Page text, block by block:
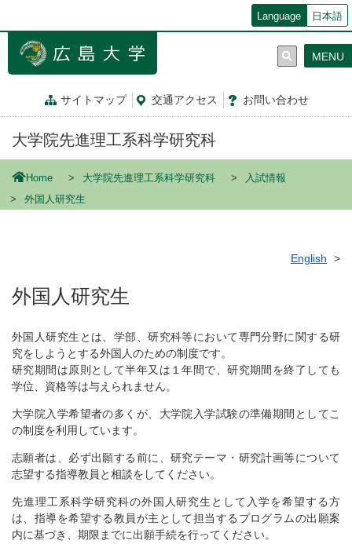
ン
Language 日本語
サイトマップ 交通アクセス お問い合わせ
MENU
大学院先進理工系科学研究科
Home 大学院先進理工系科学研究科
入試情報
外国人研究生
English
外国人研究生
外国人研究生とは、学部、研究科等において専門分野に関する研
究をしようとする外国人のための制度です。
研究期間は原則として半年又は１年間で、研究期間を終了しても
学位、資格等は与えられません。
大学院入学希望者の多くが、大学院入学試験の準備期間としてこ
の制度を利用しています。
志願者は、必ず出願する前に、研究テーマ・研究計画等について
志望する指導教員と相談をしてください。
先進理工系科学研究科の外国人研究生として入学を希望する方
は、指導を希望する教員が主として担当するプログラムの出願案
内に基づき、期限までに出願手続を行ってください。